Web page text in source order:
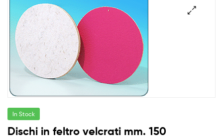
In Stock
Dischi in feltro velcrati mm. 150